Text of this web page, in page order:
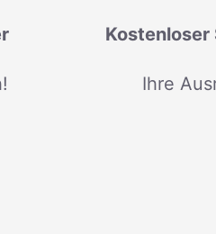
Ihre